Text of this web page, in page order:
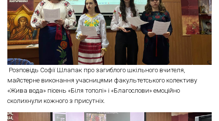
Розповідь Софії Шлапак про загиблого шкільного вчителя,
майстерне виконання учасницями факультетського колективу
«Жива вода» пісень «Біля тополі» і «Благослови» емоційно
сколихнули кожного з присутніх.